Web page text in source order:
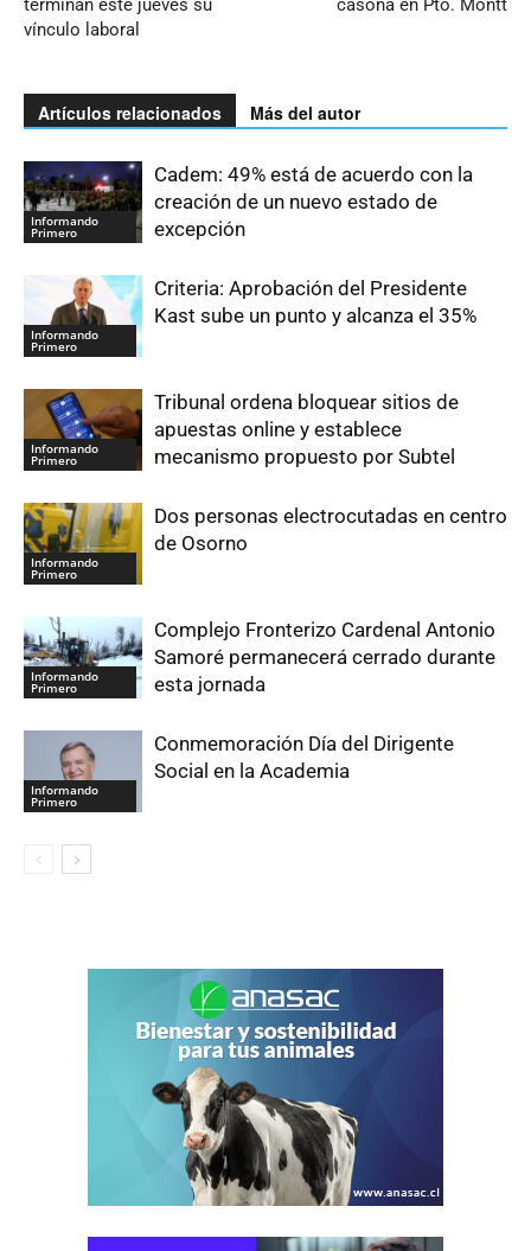
terminan este jueves su
vínculo laboral
casona en Pto. Montt
Artículos relacionados Más del autor
Informando
Primero
Cadem: 49% está de acuerdo con la
creación de un nuevo estado de
excepción
Informando
Primero
Criteria: Aprobación del Presidente
Kast sube un punto y alcanza el 35%
Informando
Primero
Tribunal ordena bloquear sitios de
apuestas online y establece
mecanismo propuesto por Subtel
Informando
Primero
Dos personas electrocutadas en centro
de Osorno
Informando
Primero
Complejo Fronterizo Cardenal Antonio
Samoré permanecerá cerrado durante
esta jornada
Informando
Primero
Conmemoración Día del Dirigente
Social en la Academia